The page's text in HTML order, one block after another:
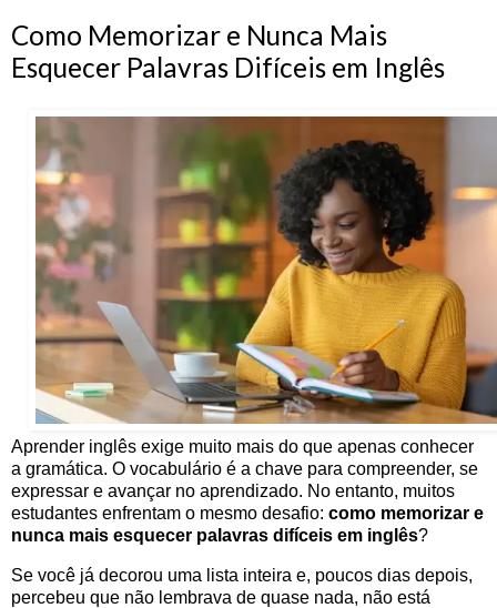
Como Memorizar e Nunca Mais
Esquecer Palavras Difíceis em Inglês
Aprender inglês exige muito mais do que apenas conhecer
a gramática. O vocabulário é a chave para compreender, se
expressar e avançar no aprendizado. No entanto, muitos
estudantes enfrentam o mesmo desafio: como memorizar e
nunca mais esquecer palavras difíceis em inglês?
Se você já decorou uma lista inteira e, poucos dias depois,
percebeu que não lembrava de quase nada, não está